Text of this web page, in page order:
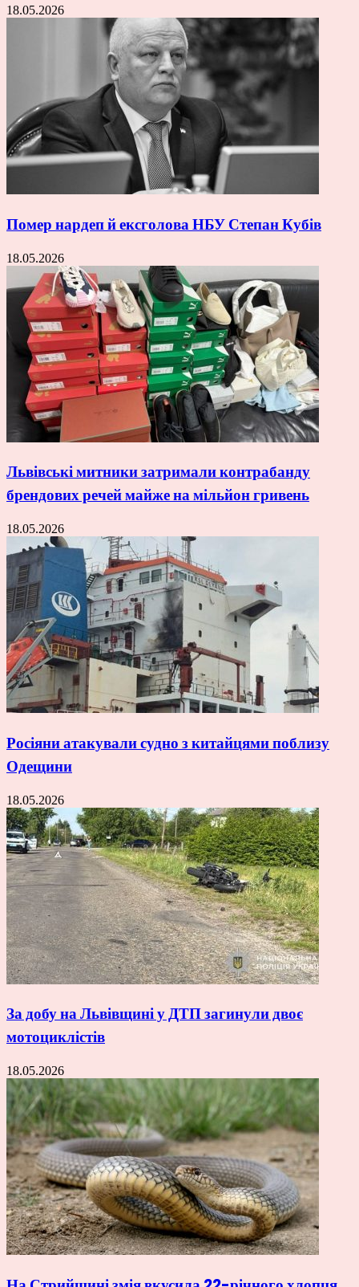
18.05.2026
Помер нардеп й ексголова НБУ Степан Кубів
18.05.2026
Львівські митники затримали контрабанду
брендових речей майже на мільйон гривень
18.05.2026
Росіяни атакували судно з китайцями поблизу
Одещини
18.05.2026
За добу на Львівщині у ДТП загинули двоє
мотоциклістів
18.05.2026